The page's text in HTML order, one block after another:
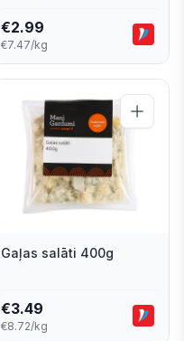
€2.99
€7.47/kg
Gaļas salāti 400g
€3.49
€8.72/kg